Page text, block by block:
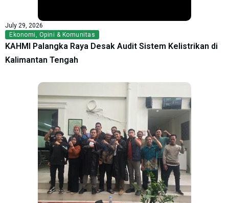
July 29, 2026
Ekonomi, Opini & Komunitas
KAHMI Palangka Raya Desak Audit Sistem Kelistrikan di
Kalimantan Tengah